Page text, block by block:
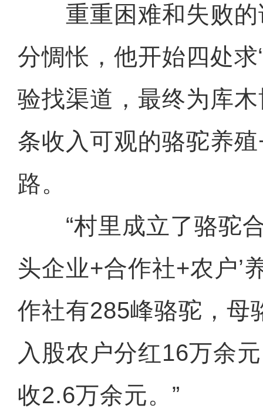
重重困难和失败的
分惆怅，他开始四处求
验找渠道，最终为库
条收入可观的骆驼养
路。
“村里成立了骆驼合
头企业+合作社+农户’
作社有285峰骆驼，母
入股农户分红16万余
收2.6万余元。”